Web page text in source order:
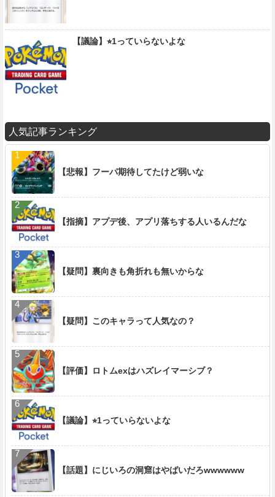
【議論】⭐︎1っていらないよな
人気記事ランキング
【悲報】フーパ期待してたけど弱いな
【指摘】アプデ後、アプリ落ちする人いるんだな
【疑問】裏向きも角折れも無いからな
【疑問】このキャラって人気なの？
【評価】ロトムexはハズレイマーシブ？
【議論】⭐︎1っていらないよな
【話題】にじいろの洞窟はやばいだろwwwwww